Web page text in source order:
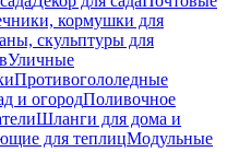
кормушки для
скульптуры для
Уличные
Противогололедные
и огородПоливочное
Шланги для дома и
для теплицМодульные